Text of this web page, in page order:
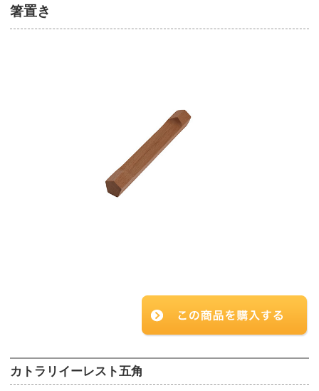
箸置き
カトラリイーレスト五角